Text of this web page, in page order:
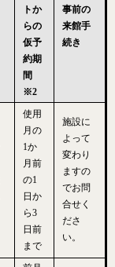
トか
らの
仮予
約期
間
※2
事前の
来館手
続き
使用
月の
1か
月前
の1
日か
ら3
日前
まで
施設に
よって
変わり
ますの
でお問
合せく
ださ
い。